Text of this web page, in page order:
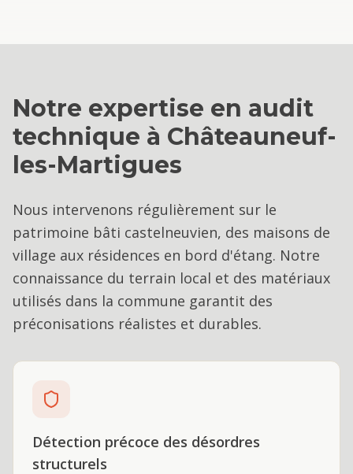
Notre expertise en audit
technique à Châteauneuf-
les-Martigues
Nous intervenons régulièrement sur le
patrimoine bâti castelneuvien, des maisons de
village aux résidences en bord d'étang. Notre
connaissance du terrain local et des matériaux
utilisés dans la commune garantit des
préconisations réalistes et durables.
Détection précoce des désordres
structurels